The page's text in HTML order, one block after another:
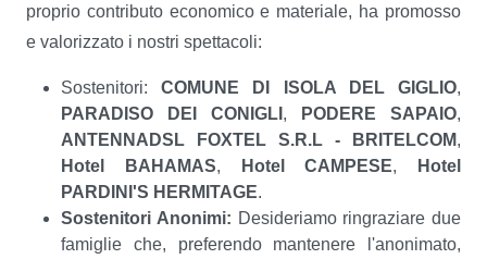
proprio contributo economico e materiale, ha promosso
e valorizzato i nostri spettacoli:
Sostenitori:COMUNE DI ISOLA DEL GIGLIO,
PARADISO DEI CONIGLI , PODERE SAPAIO,
ANTENNADSL FOXTEL S.R.L - BRITELCOM,
Hotel BAHAMAS, Hotel CAMPESE,
Hotel
PARDINI'S HERMITAGE.
Sostenitori Anonimi: Desideriamo ringraziare due
famiglie che, preferendo mantenere l'anonimato,